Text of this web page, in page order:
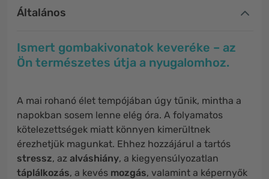
Általános
Ismert gombakivonatok keveréke – az
Ön természetes útja a nyugalomhoz.
A mai rohanó élet tempójában úgy tűnik, mintha a
napokban sosem lenne elég óra. A folyamatos
kötelezettségek miatt könnyen kimerültnek
érezhetjük magunkat. Ehhez hozzájárul a tartós
stressz, az alváshiány, a kiegyensúlyozatlan
táplálkozás, a kevés mozgás, valamint a képernyők